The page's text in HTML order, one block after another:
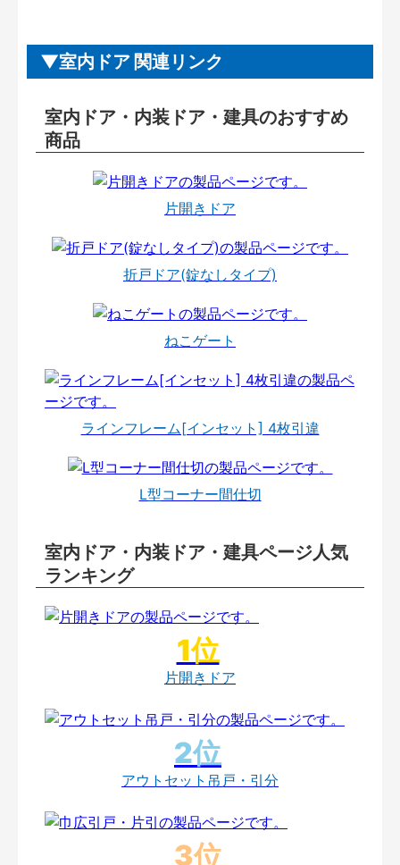
室内ドア 関連リンク
室内ドア・内装ドア・建具のおすすめ
商品
片開きドア
折戸ドア(錠なしタイプ)
ねこゲート
ラインフレーム[インセット] 4枚引違
L型コーナー間仕切
室内ドア・内装ドア・建具ページ人気
ランキング
片開きドア
アウトセット吊戸・引分